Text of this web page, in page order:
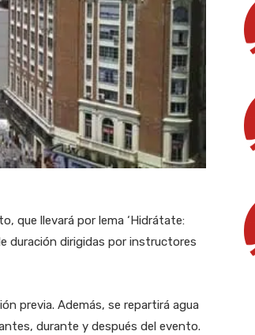
que llevará por lema ‘Hidrátate:
duración dirigidas por instructores
previa. Además, se repartirá agua
durante y después del evento.